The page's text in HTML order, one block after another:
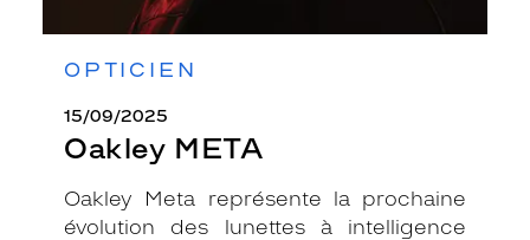
OPTICIEN
15/09/2025
Oakley META
Oakley Meta représente la prochaine
évolution des lunettes à intelligence